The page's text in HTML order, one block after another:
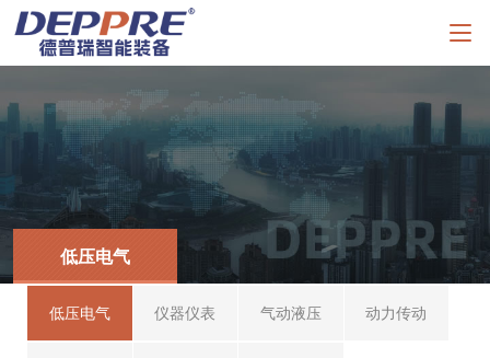
低压电气
低压电气 仪器仪表 气动液压 动力传动